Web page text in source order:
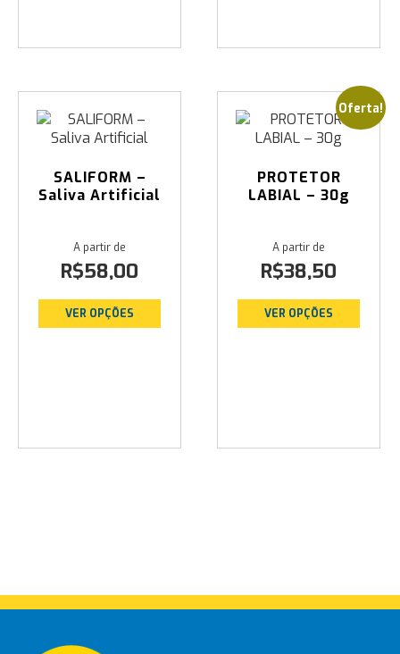
SALIFORM –
Saliva Artificial
R$58,00
VER OPÇÕES
Oferta!
PROTETOR
LABIAL – 30g
R$38,50
VER OPÇÕES